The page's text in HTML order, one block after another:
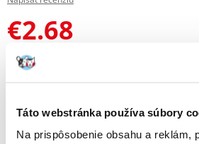
Táto webstránka používa súbory
Na prispôsobenie obsahu a reklám,
€2.68
ODOSIELAME DO 48HODÍN
Popis